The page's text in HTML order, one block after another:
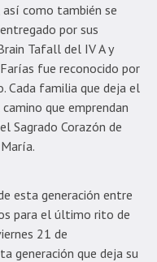
como también se
por sus
Tafall del IV A y
fue reconocido por
Cada familia que deja el
que emprendan
Sagrado Corazón de
esta generación entre
para el último rito de
21 de
generación que deja su